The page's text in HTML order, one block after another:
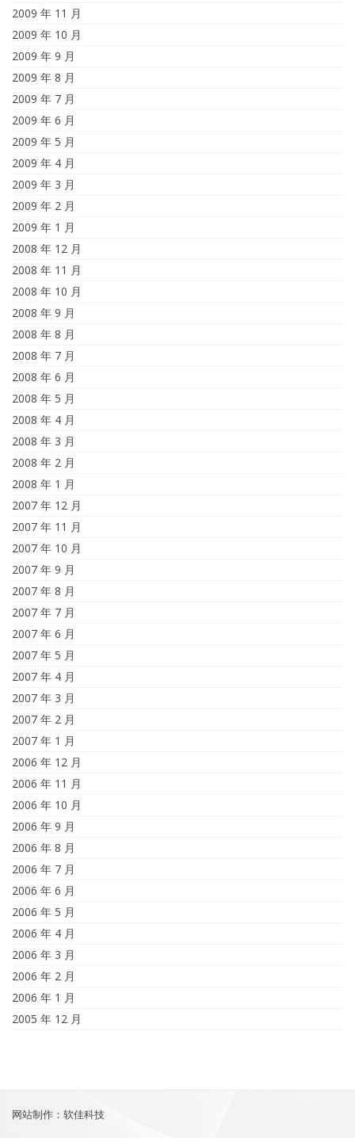
2009 年 11 月
2009 年 10 月
2009 年 9 月
2009 年 8 月
2009 年 7 月
2009 年 6 月
2009 年 5 月
2009 年 4 月
2009 年 3 月
2009 年 2 月
2009 年 1 月
2008 年 12 月
2008 年 11 月
2008 年 10 月
2008 年 9 月
2008 年 8 月
2008 年 7 月
2008 年 6 月
2008 年 5 月
2008 年 4 月
2008 年 3 月
2008 年 2 月
2008 年 1 月
2007 年 12 月
2007 年 11 月
2007 年 10 月
2007 年 9 月
2007 年 8 月
2007 年 7 月
2007 年 6 月
2007 年 5 月
2007 年 4 月
2007 年 3 月
2007 年 2 月
2007 年 1 月
2006 年 12 月
2006 年 11 月
2006 年 10 月
2006 年 9 月
2006 年 8 月
2006 年 7 月
2006 年 6 月
2006 年 5 月
2006 年 4 月
2006 年 3 月
2006 年 2 月
2006 年 1 月
2005 年 12 月
网站制作：软佳科技